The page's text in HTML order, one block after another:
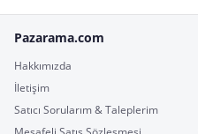
Pazarama.com
Hakkımızda
İletişim
Satıcı Sorularım & Taleplerim